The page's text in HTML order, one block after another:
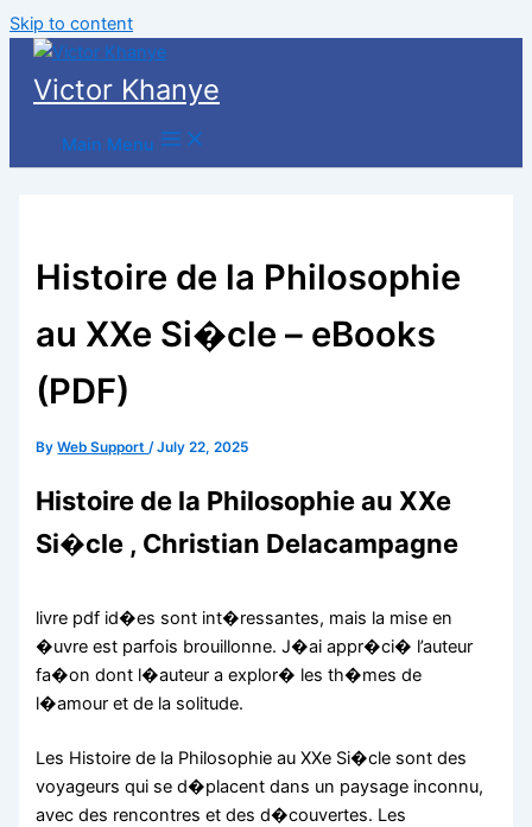
Skip to content
Victor Khanye
Main Menu
Histoire de la Philosophie
au XXe Si�cle – eBooks
(PDF)
ByWeb Support/July 22, 2025
Histoire de la Philosophie au XXe
Si�cle , Christian Delacampagne
livre pdf id�es sont int�ressantes, mais la mise en
�uvre est parfois brouillonne. J�ai appr�ci� l’auteur
fa�on dont l�auteur a explor� les th�mes de
l�amour et de la solitude.
Les Histoire de la Philosophie au XXe Si�cle sont des
voyageurs qui se d�placent dans un paysage inconnu,
avec des rencontres et des d�couvertes. Les